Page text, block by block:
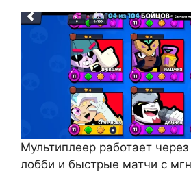
Мультиплеер работает
лобби и быстрые матчи с